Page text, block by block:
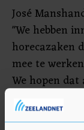
José
"We hebben
horecazaken
mee te
We hopen
en